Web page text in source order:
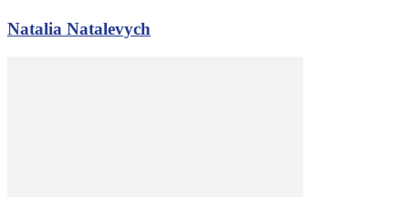
Natalia Natalevych